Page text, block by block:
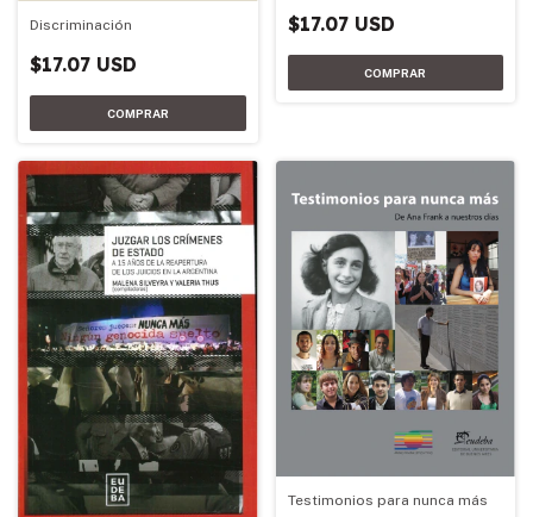
Discriminación
$17.07 USD
$17.07 USD
Testimonios para nunca más